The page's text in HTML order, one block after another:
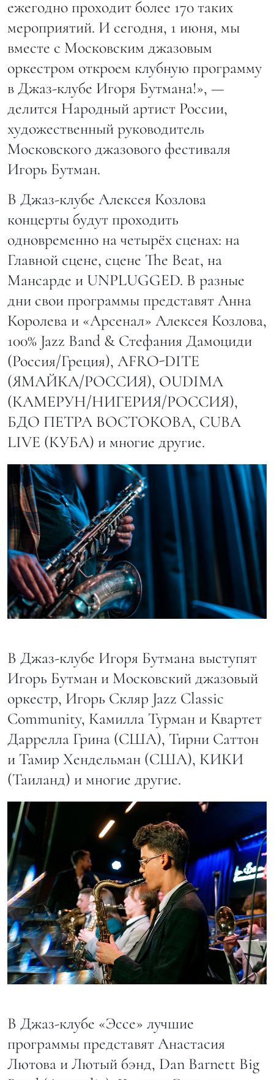
ежегодно проходит более 170 таких
мероприятий. И сегодня, 1 июня, мы
вместе с Московским джазовым
оркестром откроем клубную программу
в Джаз-клубе Игоря Бутмана!», —
делится Народный артист России,
художественный руководитель
Московского джазового фестиваля
Игорь Бутман.
В Джаз-клубе Алексея Козлова
концерты будут проходить
одновременно на четырёх сценах: на
Главной сцене, сцене The Beat, на
Мансарде и UNPLUGGED. В разные
дни свои программы представят Анна
Королева и «Арсенал» Алексея Козлова,
100% Jazz Band & Стефания Дамоциди
(Россия/Греция), AFRO-DITE
(ЯМАЙКА/РОССИЯ), OUDIMA
(КАМЕРУН/НИГЕРИЯ/РОССИЯ),
БДО ПЕТРА ВОСТОКОВА, CUBA
LIVE (КУБА) и многие другие.
В Джаз-клубе Игоря Бутмана выступят
Игорь Бутман и Московский джазовый
оркестр, Игорь Скляр Jazz Classic
Community, Камилла Турман и Квартет
Даррелла Грина (США), Тирни Саттон
и Тамир Хендельман (США), КИКИ
(Таиланд) и многие другие.
В Джаз-клубе «Эссе» лучшие
программы представят Анастасия
Лютова и Лютый бэнд, Dan Barnett Big